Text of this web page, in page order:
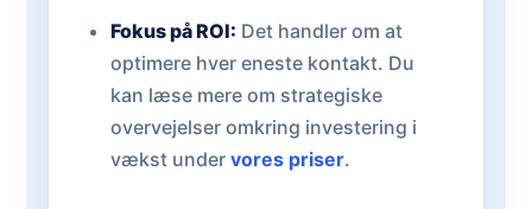
Fokus på ROI: Det handler om at
optimere hver eneste kontakt. Du
kan læse mere om strategiske
overvejelser omkring investering i
vækst under vores priser.